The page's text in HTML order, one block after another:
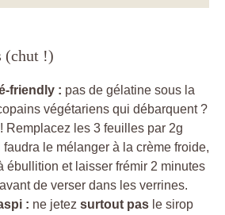
(chut !)
friendly : pas de gélatine sous la
végétariens qui débarquent ?
Remplacez les 3 feuilles par 2g
faudra le mélanger à la crème froide,
ébullition et laisser frémir 2 minutes
de verser dans les verrines.
: ne jetez surtout pas le sirop